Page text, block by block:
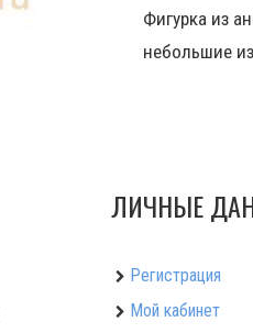
Фигурка из
небольшие
ЛИЧНЫЕ
Регистрация
Мой кабинет